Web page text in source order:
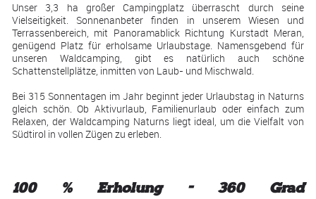
Unser 3,3 ha großer Campingplatz überrascht durch seine
Vielseitigkeit. Sonnenanbeter finden in unserem Wiesen und
Terrassenbereich, mit Panoramablick Richtung Kurstadt Meran,
genügend Platz für erholsame Urlaubstage. Namensgebend für
unseren Waldcamping, gibt es natürlich auch schöne
Schattenstellplätze, inmitten von Laub- und Mischwald.
Bei 315 Sonnentagen im Jahr beginnt jeder Urlaubstag in Naturns
gleich schön. Ob Aktivurlaub, Familienurlaub oder einfach zum
Relaxen, der Waldcamping Naturns liegt ideal, um die Vielfalt von
Südtirol in vollen Zügen zu erleben.
100 % Erholung - 360 Grad